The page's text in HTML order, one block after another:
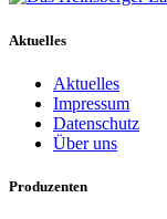
Aktuelles
Aktuelles
Impressum
Datenschutz
Über uns
Produzenten